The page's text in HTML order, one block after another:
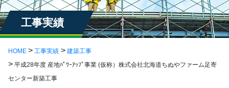
工事実績
HOME 工事実績
建築工事
平成28年度 産地ﾊﾟﾜｰｱｯﾌﾟ事業 (仮称）株式会社北海道ちぬやファーム足寄
センター新築工事